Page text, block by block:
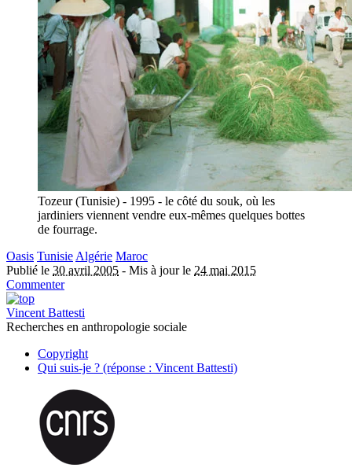
Tozeur (Tunisie) - 1995 - le côté du souk, où les
jardiniers viennent vendre eux-mêmes quelques bottes
de fourrage.
Oasis Tunisie Algérie Maroc
Publié le 30 avril 2005 - Mis à jour le 24 mai 2015
Commenter
Vincent Battesti
Recherches en anthropologie sociale
Copyright
Qui suis-je ? (réponse : Vincent Battesti)